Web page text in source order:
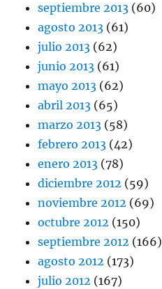
septiembre 2013 (60)
agosto 2013 (61)
julio 2013 (62)
junio 2013 (61)
mayo 2013 (62)
abril 2013 (65)
marzo 2013 (58)
febrero 2013 (42)
enero 2013 (78)
diciembre 2012 (59)
noviembre 2012 (69)
octubre 2012 (150)
septiembre 2012 (166)
agosto 2012 (173)
julio 2012 (167)